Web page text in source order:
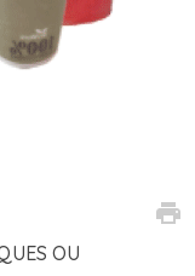
print
OU